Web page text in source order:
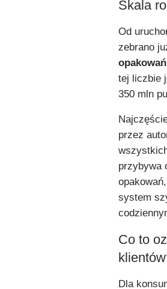
Skala
Od
zebrano
opakowań
tej liczbie
350 mln
przez
przybywa
system
Co to
Dla